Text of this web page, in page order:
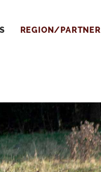
REGION/PARTNER